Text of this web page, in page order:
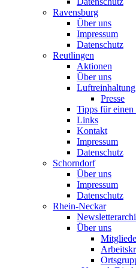
Ravensburg
Über uns
Impressum
Datenschutz
Reutlingen
Aktionen
Über uns
Luftreinhaltung
Presse
Tipps für
Links
Kontakt
Impressum
Datenschutz
Schorndorf
Über uns
Impressum
Datenschutz
Rhein-Neckar
Über uns